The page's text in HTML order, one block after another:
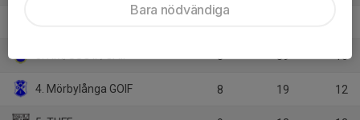
8 39 16
4. Mörbylånga GOIF 8 19 12
Bara nödvändiga